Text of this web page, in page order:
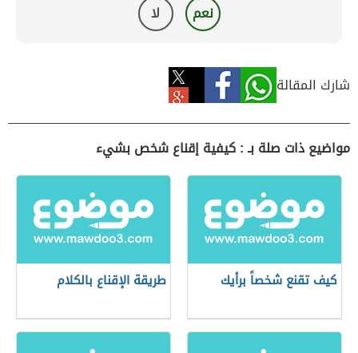
نعم لا
شارك المقالة
مواضيع ذات صلة بـ : كيفية إقناع شخص بشيء
كيف تقنع شخصاً برأيك طريقة الإقناع بالكلام